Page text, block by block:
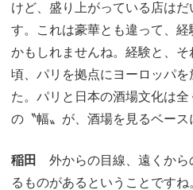
けど、盛り上がっている店は
す。これは豪華とも違って、
かもしれませんね。経験と、
頃、パリを拠点にヨーロッパ
た。パリと日本の酒場文化は
の〝幅〟が、酒場を見るベース
稲田 外からの目線、遠くから
るものがあるということですね